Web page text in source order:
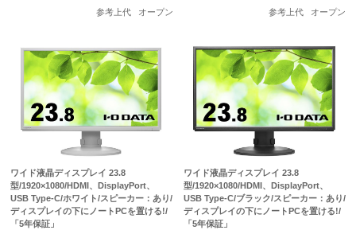
参考上代
オープン
参考上代
オープン
ワイド液晶ディスプレイ 23.8
型/1920×1080/HDMI、DisplayPort、
USB Type-C/ホワイト/スピーカー：あり/
ディスプレイの下にノートPCを置ける!/
「5年保証」
ワイド液晶ディスプレイ 23.8
型/1920×1080/HDMI、DisplayPort、
USB Type-C/ブラック/スピーカー：あり/
ディスプレイの下にノートPCを置ける!/
「5年保証」